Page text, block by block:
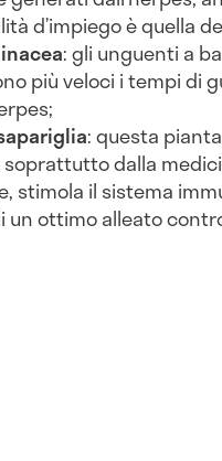
d’impiego è quella
: gli unguenti a
più veloci i tempi di
: questa
soprattutto dalla
stimola il sistema
un ottimo alleato